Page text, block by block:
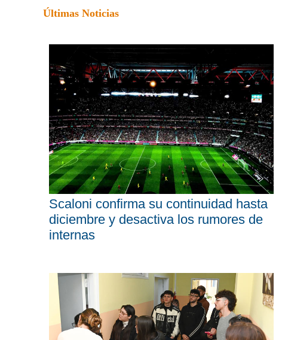
Últimas Noticias
Scaloni confirma su continuidad hasta
diciembre y desactiva los rumores de
internas